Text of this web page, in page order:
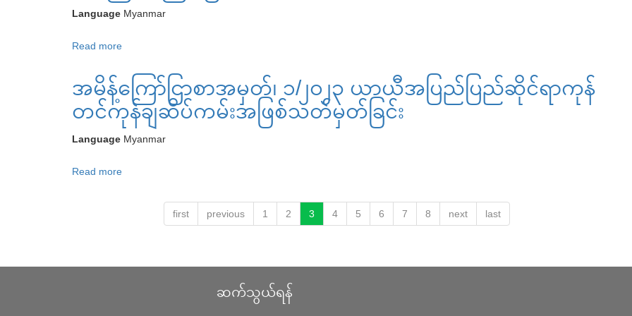
ထုတ်ပေး
အပင်
မျိုး
သစ်
များ
စတင်၍
ခွင့်
ရရှိ
ထား
ပြီး
ရပ်ဆိုင်း
ပေး
တွင်
၆.၈.၂၀၁၉
နေ့
မှ
ထား
Language Myanmar
Read more
မျိုး
သစ်
များ
အသိအမှတ်ပြု
အကြောင်းကြား
အမိန့်ကြော်ငြာစာအမှတ်၊ ၁/၂၀၂၃ ယာယီအပြည်ပြည်ဆိုင်ရာကုန်
တင်ကုန်ချဆိပ်ကမ်းအဖြစ်သတ်မှတ်ခြင်း
Language Myanmar
Read more
first previous 1 2 3 4 5 6 7 8 next last
ဆက်သွယ်ရန်